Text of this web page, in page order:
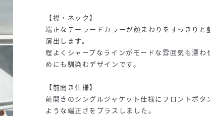
【襟・ネック】
端正なテーラードカラーが顔まわりをすっきりと
演出します。
程よくシャープなラインがモードな雰囲気も漂わ
めにも馴染むデザインです。
【前開き仕様】
前開きのシングルジャケット仕様にフロントボタ
ような端正さをプラスしました。